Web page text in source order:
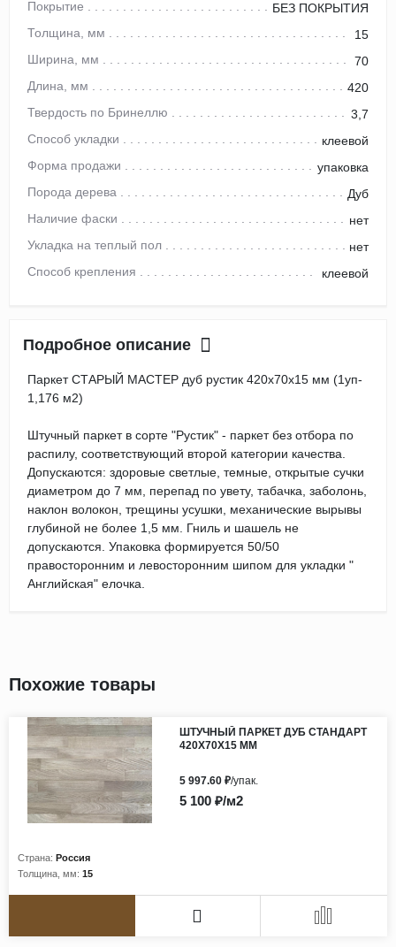
Покрытие
БЕЗ ПОКРЫТИЯ
Толщина, мм
15
Ширина, мм
70
Длина, мм
420
Твердость по Бринеллю
3,7
Способ укладки
клеевой
Форма продажи
упаковка
Порода дерева
Дуб
Наличие фаски
нет
Укладка на теплый пол
нет
Способ крепления
клеевой
Подробное описание
Паркет СТАРЫЙ МАСТЕР дуб рустик 420х70х15 мм (1уп-
1,176 м2)
Штучный паркет в сорте "Рустик" - паркет без отбора по
распилу, соответствующий второй категории качества.
Допускаются: здоровые светлые, темные, открытые сучки
диаметром до 7 мм, перепад по увету, табачка, заболонь,
наклон волокон, трещины усушки, механические вырывы
глубиной не более 1,5 мм. Гниль и шашель не
допускаются. Упаковка формируется 50/50
правосторонним и левосторонним шипом для укладки "
Английская" елочка.
Похожие товары
ШТУЧНЫЙ ПАРКЕТ ДУБ СТАНДАРТ
420Х70Х15 ММ
Страна: Россия
Толщина, мм: 15
5 100 ₽/м2
5 997.60 ₽/упак.